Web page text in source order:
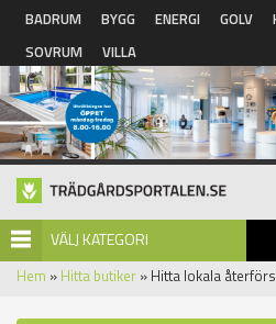
Hoppa till huvudinnehåll
BADRUM BYGG ENERGI GOLV
SOVRUM
VILLA
VÄLJ KATEGORI
Hem » Hitta butiker » Hitta lokala